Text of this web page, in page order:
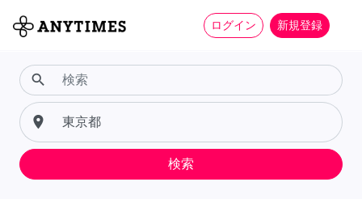
ログイン 新規登録
search
place
検索